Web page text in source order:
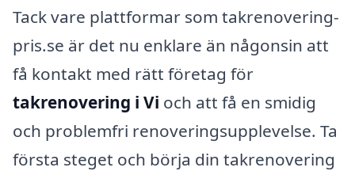
Tack vare plattformar som takrenovering-
pris.se är det nu enklare än någonsin att
få kontakt med rätt företag för
takrenovering i Vi och att få en smidig
och problemfri renoveringsupplevelse. Ta
första steget och börja din takrenovering